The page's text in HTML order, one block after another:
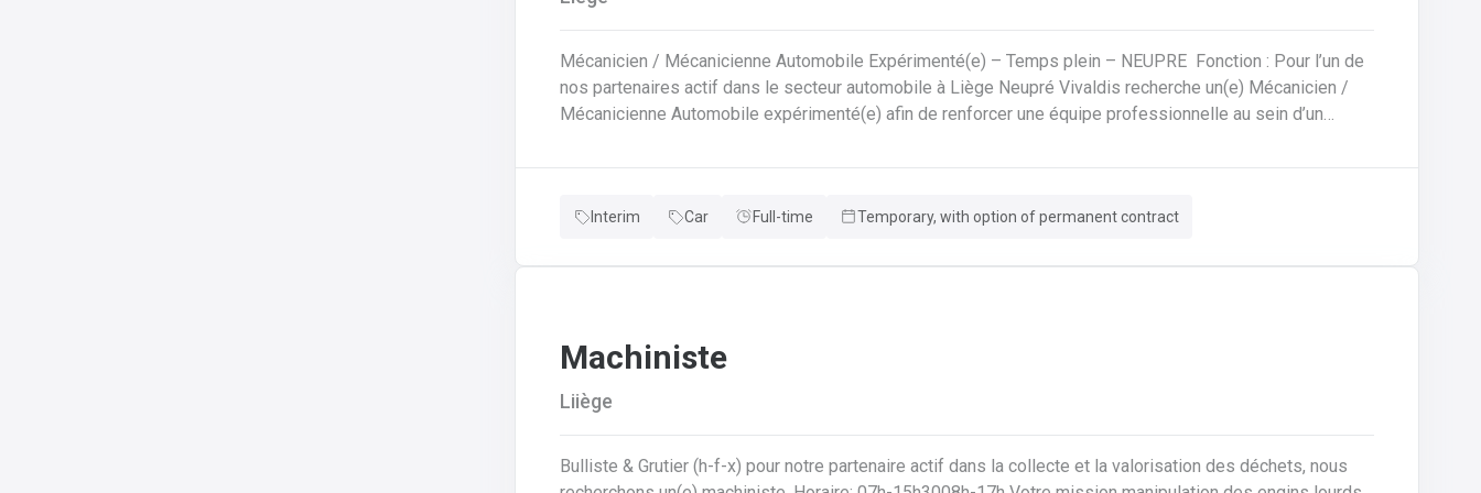
Mécanicien / Mécanicienne Automobile Expérimenté(e) – Temps plein – NEUPRE Fonction : Pour l’un de
nos partenaires actif dans le secteur automobile à Liège Neupré Vivaldis recherche un(e) Mécanicien /
Mécanicienne Automobile expérimenté(e) afin de renforcer une équipe professionnelle au sein d’un
sécurité des véhicules. Vous travaillez sur une large gamme de modèles et utilisez des outils de
principales : Réaliser les petits et grands entretiens selon les prescriptions constructeursEffectuer les
l’aide d’outils spécialisésIntervenir sur les systèmes de freinage, suspension, moteur et
service et la satisfaction client sont essentielles. Des perspectives d’évolution technique sont
Interim Car Full-time Temporary, with option of permanent contract
Machiniste
Liiège
Bulliste & Grutier (h-f-x) pour notre partenaire actif dans la collecte et la valorisation des déchets, nous